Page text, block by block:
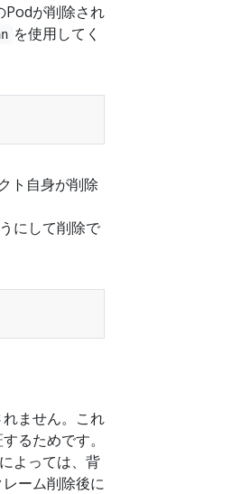
が削除され
を使用してく
ト自身が削除
にして削除で
ません。これ
るためです。
よっては、背
ーム削除後に